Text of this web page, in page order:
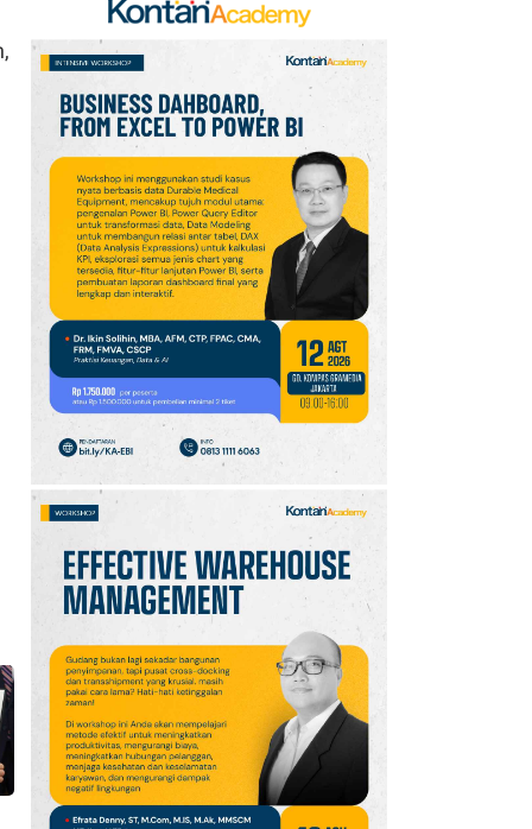
8
Apa Saja Syarat
Pencairan JHT 10%? Cek
Dokumen dan Panduan
untuk Peserta BPJSTK
Tema dan Kegiatan Hari
Hutan Indonesia 7
Agustus 2026:
Kampanye
Reforestathon